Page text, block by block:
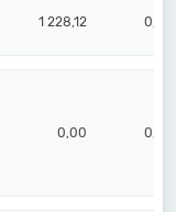
1 228,12 0,00
0,00 0,00